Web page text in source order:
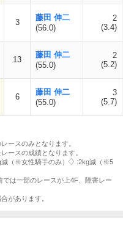
3
藤田 伸二
(56.0)
2
(3.4)
13
藤田 伸二
(55.0)
2
(5.2)
6
藤田 伸二
(55.0)
3
(5.7)
ースのみとなります。
ースの成績となります。
減（※女性騎手のみ）
:2kg減（※5
は一部のレースが上4F、障害レー
があります。